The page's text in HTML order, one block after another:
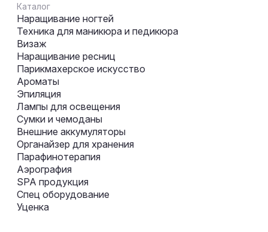
Каталог
Наращивание ногтей
Техника для маникюра и педикюра
Визаж
Наращивание ресниц
Парикмахерское искусство
Ароматы
Эпиляция
Лампы для освещения
Сумки и чемоданы
Внешние аккумуляторы
Органайзер для хранения
Парафинотерапия
Аэрография
SPA продукция
Спец оборудование
Уценка